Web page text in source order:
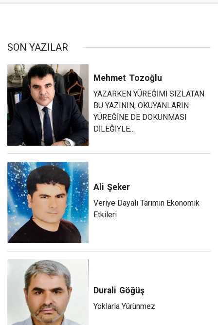
SON YAZILAR
Mehmet Tozoğlu
YAZARKEN YÜREĞİMİ SIZLATAN
BU YAZININ, OKUYANLARIN
YÜREĞİNE DE DOKUNMASI
DİLEĞİYLE…
Ali Şeker
Veriye Dayalı Tarımın Ekonomik
Etkileri
Durali Göğüş
Yoklarla Yürünmez